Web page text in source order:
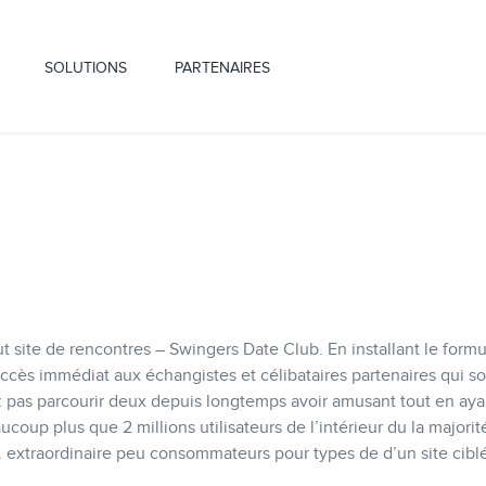
SOLUTIONS PARTENAIRES
site de rencontres – Swingers Date Club. En installant le
immédiat aux échangistes et célibataires partenaires qui
parcourir deux depuis longtemps avoir amusant tout en
plus que 2 millions utilisateurs de l’intérieur du la
peu consommateurs pour types de d’un site